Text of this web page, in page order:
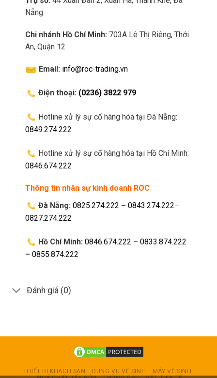
Nẵng
Chi nhánh Hồ Chí Minh: 703A Lê Thị Riêng, Thới
An, Quận 12
Email: info@roc-trading.vn
Điện thoại: (0236) 3822 979
Hotline xử lý sự cố hàng hóa tại Đà Nẵng:
0849.274.222
Hotline xử lý sự cố hàng hóa tại Hồ Chí Minh:
0846.674.222
Thông tin nhân sự kinh doanh ROC
Đà Nẵng: 0825.274.222 – 0843.274.222–
0827.274.222
Hồ Chí Minh: 0846.674.222 – 0833.874.222
– 0855.874.222
Đánh giá (0)
THIẾT BỊ KHÁCH SẠN DỤNG VỤ VỆ SINH
MÁY VỆ SINH